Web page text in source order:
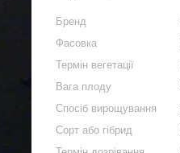
Бренд
Фасовка
Термін вегетації
Вага плоду
Спосіб вирощування
Сорт або гібрид